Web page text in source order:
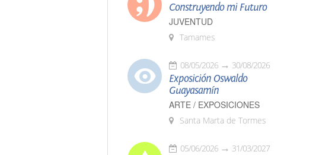
Construyendo mi Futuro
JUVENTUD
Tamames
08/05/2026 30/08/2026
Exposición Oswaldo
Guayasamín
ARTE / EXPOSICIONES
Santa Marta de Tormes
05/06/2026 31/03/2027